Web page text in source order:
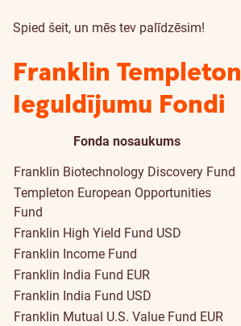
Spied šeit, un mēs tev palīdzēsim!
Franklin Templeton
Ieguldījumu Fondi
Fonda nosaukums
Franklin Biotechnology Discovery Fund
Templeton European Opportunities
Fund
Franklin High Yield Fund USD
Franklin Income Fund
Franklin India Fund EUR
Franklin India Fund USD
Franklin Mutual U.S. Value Fund EUR